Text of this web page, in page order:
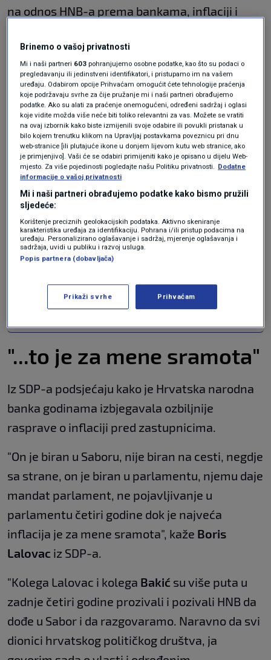
na odnos HNB-a prema bankama, inflaciji i
najvećeg vala poskupljenja.
"To je čovjek koji je radio za sebe, koji je radio za
banke, koji je radio za interese određenih
moćnih skupina u Hrvatskom društvu. Koji
nikad nije radio za hrvatske interese, koji nikad
nije radio za hrvatske ljude. On je slika i prilika
kadroviranjaZorana Milanovića
Andreja
Plenkovića. Milanović ga je izmislio, Plenković
ga je posvojio", kaže
Mosta.
Grmoja za N1: Ako nam Županijski
kompromitirajuće informacije o
Milanovićevoj kandidatkinji
"...to je za mene sramota"
Iz SDP-a podsjećaju kako je Hrvatska narodna
banka godinama izbjegavala ozbiljnije
rasprave o inflaciji pred zastupnicima.
"On je biran u Saboru, nije biran na cesti, negdje
sa strane, on je biran u parlamentu, njemu daje
mandat parlament, ne pojavljivanje u
parlamentu četiri godine dok je najveća
inflacija je za mene sramota", kaže Boris
Lalovac iz SDP-a.
"Kolega Lalovac i kolega Bakić su više puta u
zadnje četiri godine prozivali i pozivali HNB da
dođe u Sabor i da razgovaramo. Naravno da svi
dionici hrvatskog političkog društva, ja
Brinemo o vašoj privatnosti
Mi i naši partneri 603 pohranjujemo osobne podatke, kao što su podaci o
pregledavanju ili jedinstveni identifikatori, i pristupamo im na vašem
uređaju. Odabirom opcije Prihvaćam omogućit ćete tehnologije praćenja
koje podržavaju svrhe za čije pružanje mi i naši partneri obrađujemo
podatke. Ako su alati za praćenje onemogućeni, određeni sadržaj i oglasi
koje vidite možda više neće biti toliko relevantni za vas. Možete se vratiti
na ovaj izbornik kako biste izmijenili svoje odabire ili povukli pristanak u
bilo kojem trenutku klikom na Upravljaj postavkama poveznicu pri dnu
web-stranice [ili plutajuće ikone u donjem lijevom kutu web stranice, ako
je primjenjivo]. Vaši će se odabiri primijeniti kako je opisano u dijelu Web-
mjesto. Za više pojedinosti pogledajte našu Politiku privatnosti. Dodatne
informacije o vašoj privatnosti
Mi i naši partneri obrađujemo podatke kako bismo pružili
sljedeće:
Korištenje preciznih geolokacijskih podataka. Aktivno skeniranje
karakteristika uređaja za identifikaciju. Pohrana i/ili pristup podacima na
uređaju. Personalizirano oglašavanje i sadržaj, mjerenje oglašavanja i
sadržaja, uvidi u publiku i razvoj usluga.
Popis partnera (dobavljača)
Prikaži svrhe Prihvaćam